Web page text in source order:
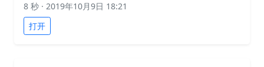
8 秒 · 2019年10月9日 18:21
打开